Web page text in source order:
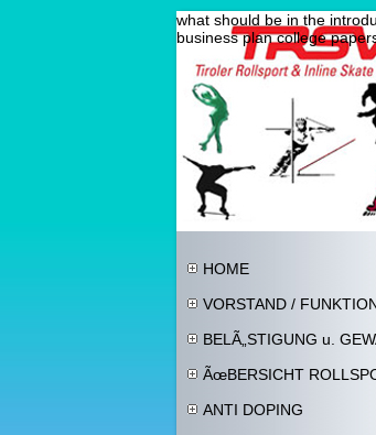
what should be in the
business plan college
HOME
VORSTAND /
BELÃ„STIGUNG u.
ÃœBERSICHT
ANTI DOPING